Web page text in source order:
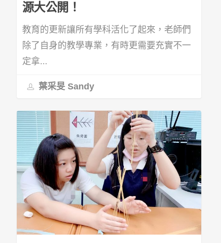
源大公開！
教育的更新讓所有學科活化了起來，老師們
除了自身的教學專業，有時更需要充實不一
定拿...
葉采旻 Sandy